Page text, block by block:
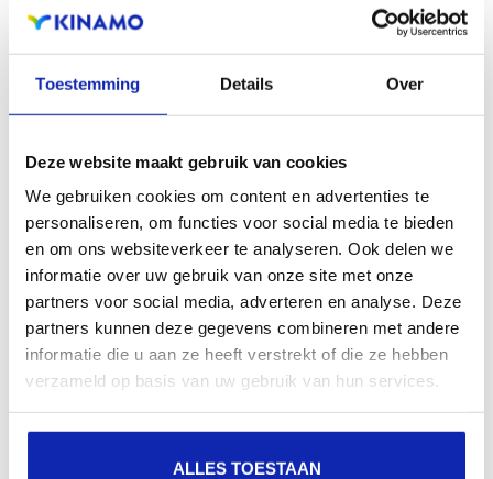
Toestemming Details Over
Deze website maakt gebruik van cookies
We gebruiken cookies om content en advertenties te
personaliseren, om functies voor social media te bieden
en om ons websiteverkeer te analyseren. Ook delen we
informatie over uw gebruik van onze site met onze
partners voor social media, adverteren en analyse. Deze
partners kunnen deze gegevens combineren met andere
informatie die u aan ze heeft verstrekt of die ze hebben
verzameld op basis van uw gebruik van hun services.
ALLES TOESTAAN
deze als onderwerp Kinamo SPAM filter bevatten!
Klik op
Settings
Klik opFilters
Klik onderaan bijFilter setsop+om een nieuwe
groep filters aan te maken.
Geef de nieuwe groep een naam bijvoorbeeld
Klik onderaan op Save
Klik op de aangemaakte groep, klik vervolgens
onderaan op hettandwielen kiesEnable/Disable
om die nieuwe groep te activeren.
Klik dan onderaan bijfiltersop+om een nieuwe
filter aan te maken.
Geef de nieuwe filter een naam bijvoorbeeldJunk